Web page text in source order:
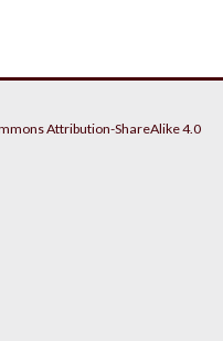
Attribution-ShareAlike 4.0